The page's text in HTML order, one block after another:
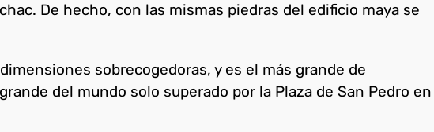
De hecho, con las mismas piedras del edificio maya se
sobrecogedoras, y es el más grande de
del mundo solo superado por la Plaza de San Pedro en